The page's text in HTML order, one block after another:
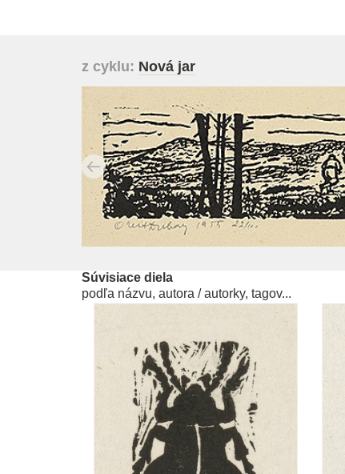
z cyklu: Nová jar
Súvisiace diela
podľa názvu, autora / autorky, tagov...